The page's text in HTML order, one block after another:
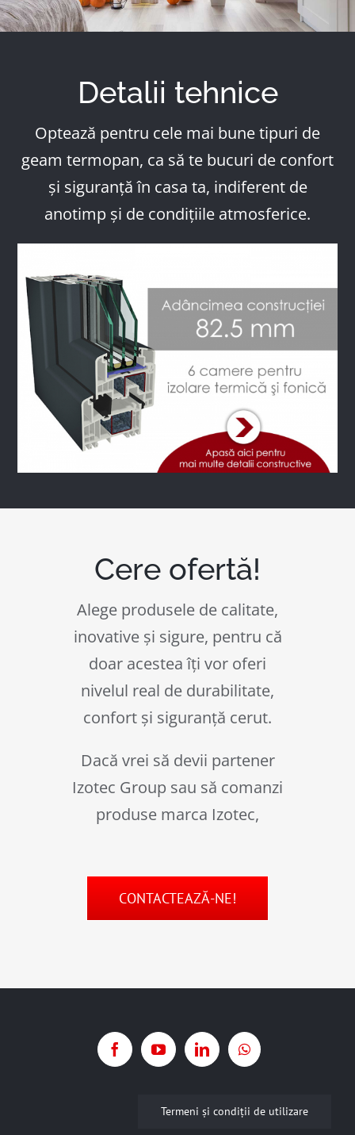
Detalii tehnice
Optează pentru cele mai bune tipuri de
geam termopan, ca să te bucuri de confort
și siguranță în casa ta, indiferent de
anotimp și de condițiile atmosferice.
Cere ofertă!
Alege produsele de calitate,
inovative și sigure, pentru că
doar acestea îți vor oferi
nivelul real de durabilitate,
confort și siguranță cerut.
Dacă vrei să devii partener
Izotec Group sau să comanzi
produse marca Izotec,
CONTACTEAZĂ-NE!
Termeni şi condiţii de utilizare